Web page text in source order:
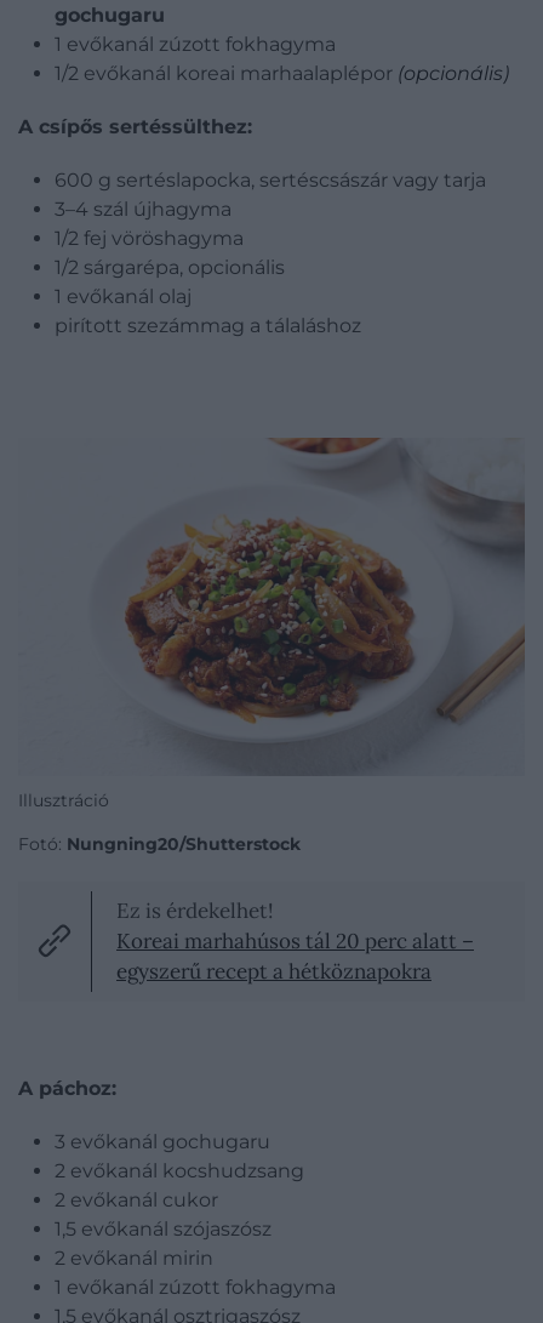
gochugaru
1 evőkanál zúzott fokhagyma
1/2 evőkanál koreai marhaalaplépor (opcionális)
A csípős sertéssülthez:
600 g sertéslapocka, sertéscsászár vagy tarja
3–4 szál újhagyma
1/2 fej vöröshagyma
1/2 sárgarépa, opcionális
1 evőkanál olaj
pirított szezámmag a tálaláshoz
Illusztráció
Fotó: Nungning20/Shutterstock
Ez is érdekelhet!
Koreai marhahúsos tál 20 perc alatt –
egyszerű recept a hétköznapokra
A páchoz:
3 evőkanál gochugaru
2 evőkanál kocshudzsang
2 evőkanál cukor
1,5 evőkanál szójaszósz
2 evőkanál mirin
1 evőkanál zúzott fokhagyma
1,5 evőkanál osztrigaszósz